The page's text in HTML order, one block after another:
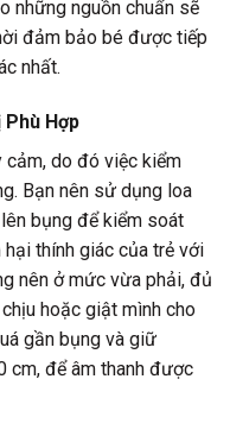
những nguồn chuẩn sẽ
đảm bảo bé được tiếp
nhất.
Hợp
cảm, do đó việc kiểm
Bạn nên sử dụng loa
bụng để kiểm soát
thính giác của trẻ với
nên ở mức vừa phải, đủ
hoặc giật mình cho
gần bụng và giữ
cm, để âm thanh được